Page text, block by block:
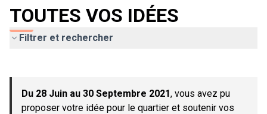
TOUTES VOS IDÉES
Filtrer et rechercher
−
Du 28 Juin au 30 Septembre 2021, vous avez pu
proposer votre idée pour le quartier et soutenir vos